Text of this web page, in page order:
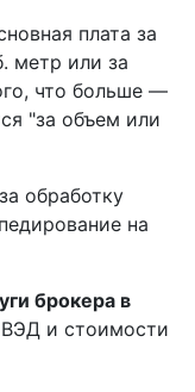
плата за
метр или за
что больше —
"за объем или
обработку
на
брокера в
и стоимости